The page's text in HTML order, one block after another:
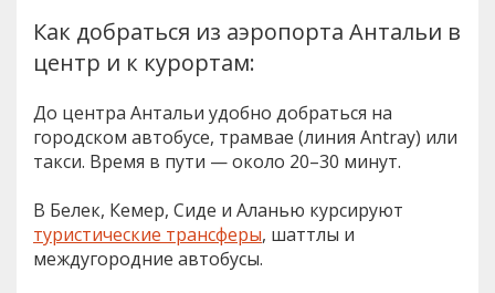
Как добраться из аэропорта Антальи в
центр и к курортам:
До центра Антальи удобно добраться на
городском автобусе, трамвае (линия Antray) или
такси. Время в пути — около 20–30 минут.
В Белек, Кемер, Сиде и Аланью курсируют
туристические трансферы, шаттлы и
междугородние автобусы.